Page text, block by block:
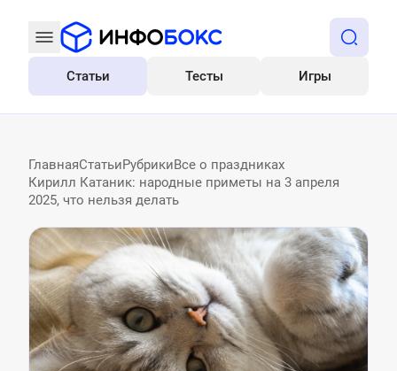
Все
Статьи Тесты Игры
ГлавнаяСтатьиРубрикиВсе о праздниках
Кирилл Катаник: народные приметы на 3 апреля
2025, что нельзя делать